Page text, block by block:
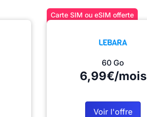
Carte SIM ou eSIM offerte
60 Go
6,99€/mois
Voir l'offre